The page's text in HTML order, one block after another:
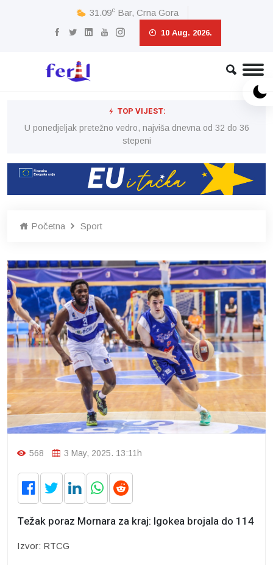
31.09c Bar, Crna Gora
10 Aug. 2026.
TOP VIJEST:
U ponedjeljak pretežno vedro, najviša dnevna od 32 do 36
stepeni
Početna Sport
568 3 May, 2025. 13:11h
Težak poraz Mornara za kraj: Igokea brojala do 114
Izvor: RTCG